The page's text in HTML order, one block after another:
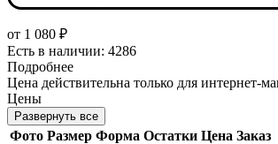
от 1 080 ₽
Есть в наличии: 4286
Подробнее
Цена действительна только для интернет-
Цены
Развернуть все
Фото Размер Форма Остатки Цена Заказ